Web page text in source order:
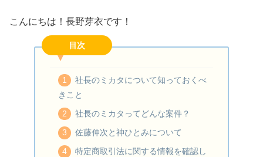
こんにちは！長野芽衣です！
目次
社長のミカタについて知っておくべ
きこと
社長のミカタってどんな案件？
佐藤伸次と神ひとみについて
特定商取引法に関する情報を確認し